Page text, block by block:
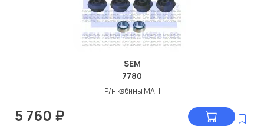
SEM
7780
Р/н кабины МАН
5 760 ₽